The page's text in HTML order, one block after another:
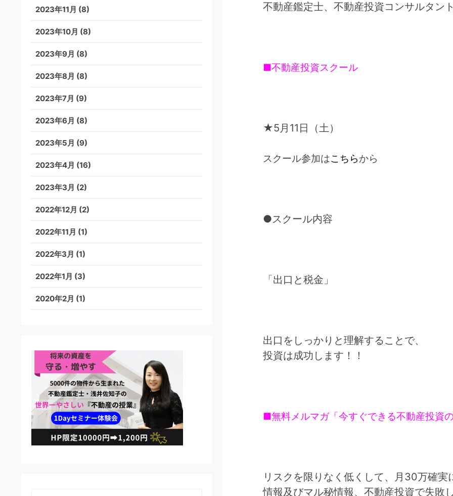
不動産鑑定士、不動産投資コンサルタ
■不動産投資スクール
★5月11日（土）
スクール参加はこちらから
●スクール内容
「出口と税金」
出口をしっかりと理解することで、
投資は成功します！！
■無料メルマガ「今すぐできる不動産投資
リスクを限りなく低くして、月30万確
情報及びマル秘情報、不動産投資で失敗
2023年11月 (8)
2023年10月 (8)
2023年9月 (8)
2023年8月 (8)
2023年7月 (9)
2023年6月 (8)
2023年5月 (9)
2023年4月 (16)
2023年3月 (2)
2022年12月 (2)
2022年11月 (1)
2022年3月 (1)
2022年1月 (3)
2020年2月 (1)